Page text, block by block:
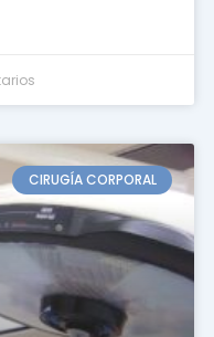
CIRUGÍA CORPORAL